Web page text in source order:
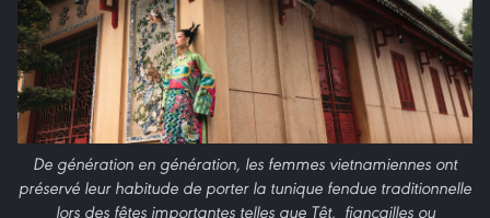
De génération en génération, les femmes vietnamiennes ont
préservé leur habitude de porter la tunique fendue traditionnelle
lors des fêtes importantes telles que Têt, fiançailles ou